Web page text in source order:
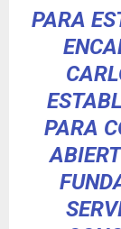
PARA
PARA